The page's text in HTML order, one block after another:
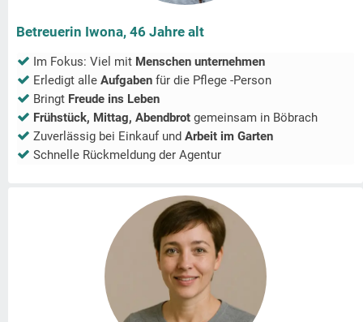
Betreuerin Iwona, 46 Jahre alt
Im Fokus: Viel mit Menschen unternehmen
Erledigt alle Aufgaben für die Pflege -Person
Bringt Freude ins Leben
Frühstück, Mittag, Abendbrot gemeinsam in Böbrach
Zuverlässig bei Einkauf und Arbeit im Garten
Schnelle Rückmeldung der Agentur